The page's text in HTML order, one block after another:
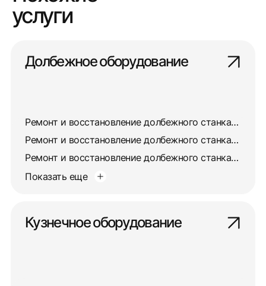
услуги
Долбежное оборудование
Ремонт и восстановление долбежного станка 7403
Ремонт и восстановление долбежного станка 7405
Ремонт и восстановление долбежного станка 7417
Показать еще
Кузнечное оборудование